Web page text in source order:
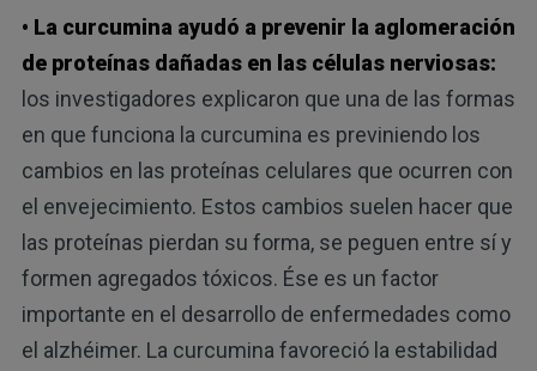
• La curcumina ayudó a prevenir la aglomeración
de proteínas dañadas en las células nerviosas:
los investigadores explicaron que una de las formas
en que funciona la curcumina es previniendo los
cambios en las proteínas celulares que ocurren con
el envejecimiento. Estos cambios suelen hacer que
las proteínas pierdan su forma, se peguen entre sí y
formen agregados tóxicos. Ése es un factor
importante en el desarrollo de enfermedades como
el alzhéimer. La curcumina favoreció la estabilidad